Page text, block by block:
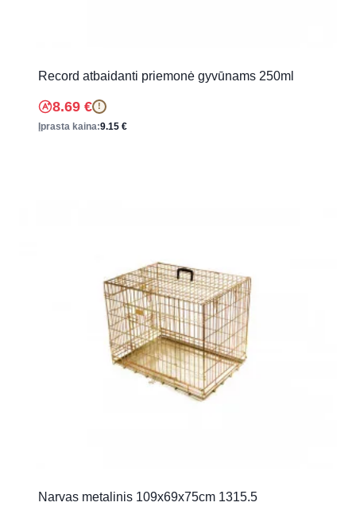
Record atbaidanti priemonė gyvūnams 250ml
8.69 € !
Įprasta kaina:9.15 €
Narvas metalinis 109x69x75cm 1315.5